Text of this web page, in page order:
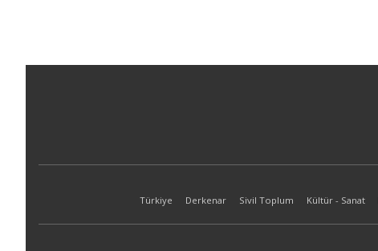
Türkiye Derkenar Sivil Toplum Kültür - Sanat